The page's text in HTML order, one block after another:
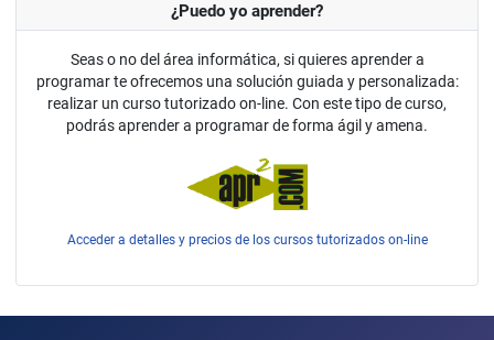
¿Puedo yo aprender?
Seas o no del área informática, si quieres aprender a
programar te ofrecemos una solución guiada y personalizada:
realizar un curso tutorizado on-line. Con este tipo de curso,
podrás aprender a programar de forma ágil y amena.
Acceder a detalles y precios de los cursos tutorizados on-line